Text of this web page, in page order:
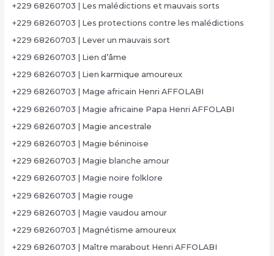
+229 68260703 | Les malédictions et mauvais sorts
+229 68260703 | Les protections contre les malédictions
+229 68260703 | Lever un mauvais sort
+229 68260703 | Lien d’âme
+229 68260703 | Lien karmique amoureux
+229 68260703 | Mage africain Henri AFFOLABI
+229 68260703 | Magie africaine Papa Henri AFFOLABI
+229 68260703 | Magie ancestrale
+229 68260703 | Magie béninoise
+229 68260703 | Magie blanche amour
+229 68260703 | Magie noire folklore
+229 68260703 | Magie rouge
+229 68260703 | Magie vaudou amour
+229 68260703 | Magnétisme amoureux
+229 68260703 | Maître marabout Henri AFFOLABI